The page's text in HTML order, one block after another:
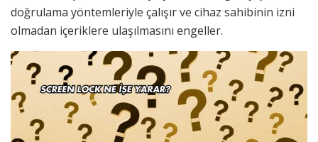
doğrulama yöntemleriyle çalışır ve cihaz sahibinin izni
olmadan içeriklere ulaşılmasını engeller.